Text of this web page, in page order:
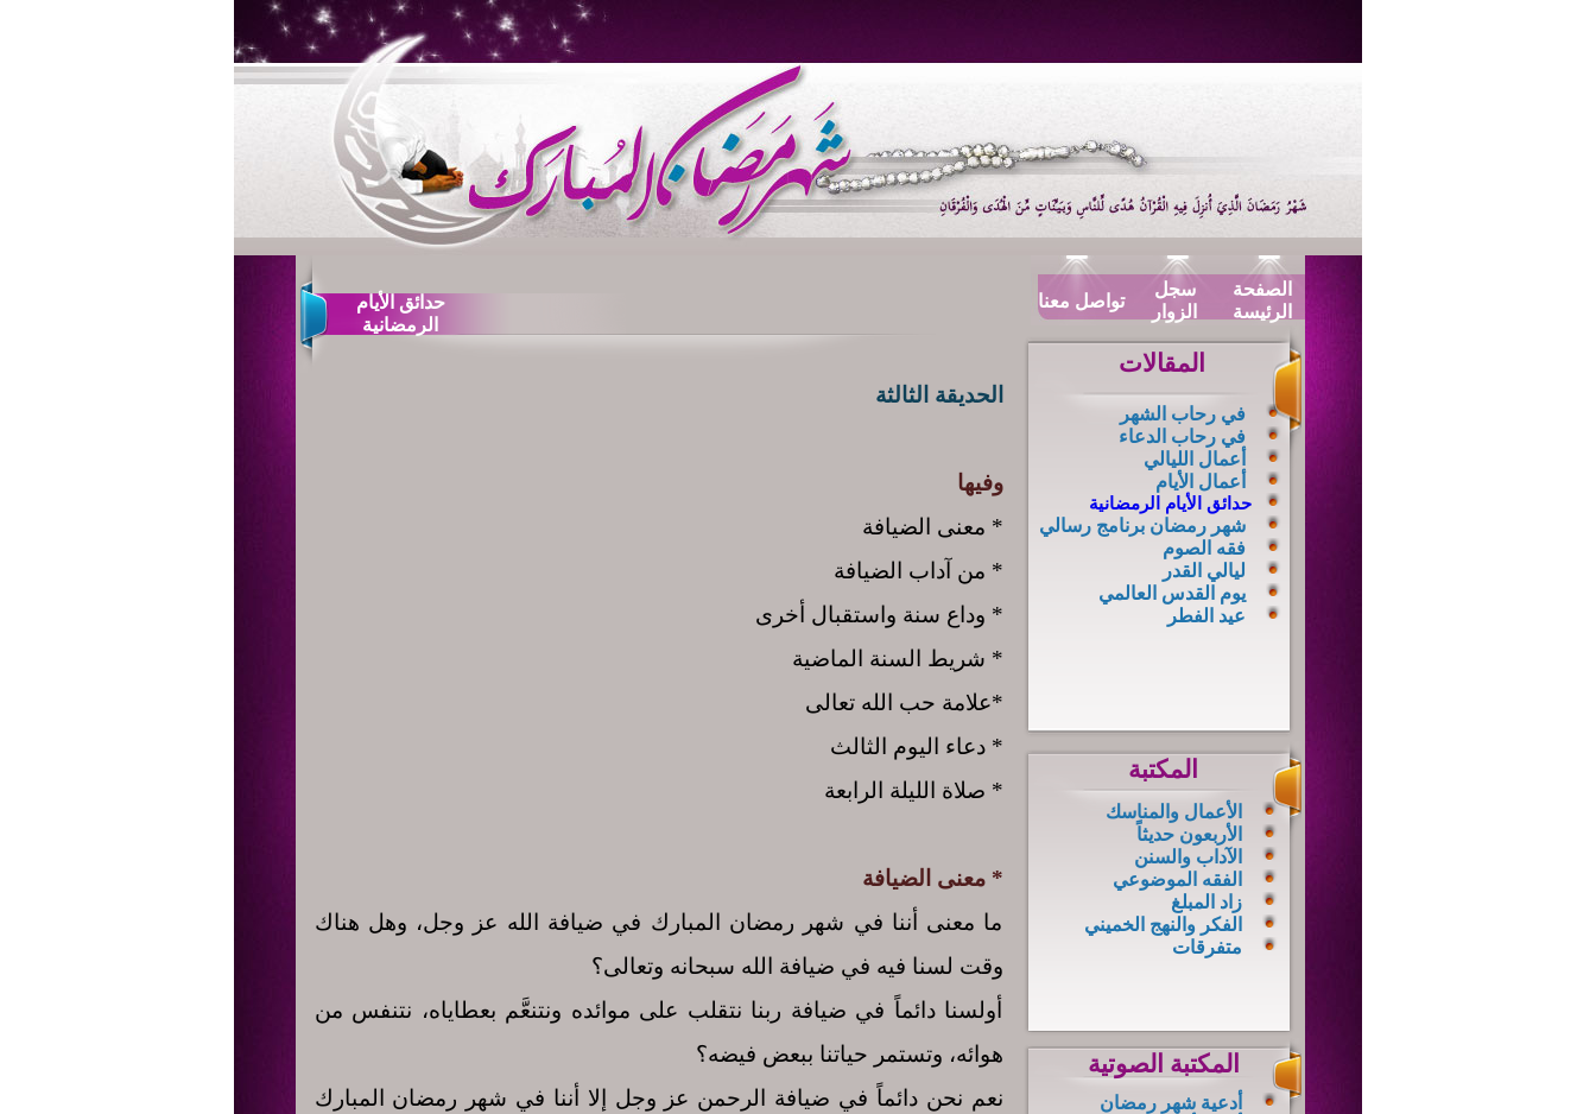
الصفحة
الرئيسة
سجل
الزوار
تواصل معنا
المقالات
في رحاب الشهر
في رحاب الدعاء
أعمال الليالي
أعمال الأيام
حدائق الأيام الرمضانية
شهر رمضان برنامج رسالي
فقه الصوم
ليالي القدر
يوم القدس العالمي
عيد الفطر
المكتبة
الأعمال والمناسك
الأربعون حديثاً
الآداب والسنن
الفقه الموضوعي
زاد المبلغ
الفكر والنهج الخميني
متفرقات
المكتبة الصوتية
أدعية شهر رمضان
حدائق الأيام
الرمضانية
الحديقة الثالثة
وفيها
* معنى الضيافة
* من آداب الضيافة
* وداع سنة واستقبال أخرى
* شريط السنة الماضية
*علامة حب الله تعالى
* دعاء اليوم الثالث
* صلاة الليلة الرابعة
* معنى الضيافة
ما معنى أننا في شهر رمضان المبارك في ضيافة الله عز وجل، وهل هناك
وقت لسنا فيه في ضيافة الله سبحانه وتعالى؟
أولسنا دائماً في ضيافة ربنا نتقلب على موائده ونتنعَّم بعطاياه، نتنفس من
هوائه، وتستمر حياتنا ببعض فيضه؟
نعم نحن دائماً في ضيافة الرحمن عز وجل إلا أننا في شهر رمضان المبارك